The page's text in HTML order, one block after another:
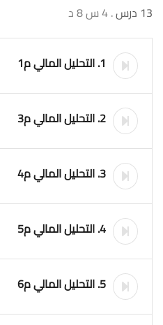
13 درس . 4 س 8 د
1. التحليل المالي م1
2. التحليل المالي م3
3. التحليل المالي م4
4. التحليل المالي م5
5. التحليل المالي م6